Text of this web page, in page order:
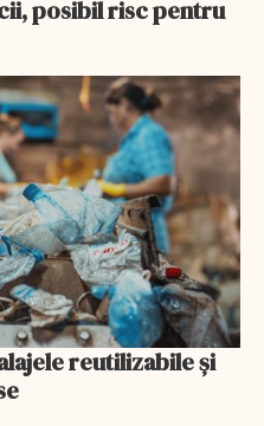
posibil risc pentru
reutilizabile și